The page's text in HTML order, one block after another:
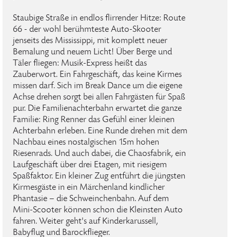
Staubige Straße in endlos flirrender Hitze: Route
66 - der wohl berühmteste Auto-Skooter
jenseits des Mississippi, mit komplett neuer
Bemalung und neuem Licht! Über Berge und
Täler fliegen: Musik-Express heißt das
Zauberwort. Ein Fahrgeschäft, das keine Kirmes
missen darf. Sich im Break Dance um die eigene
Achse drehen sorgt bei allen Fahrgästen für Spaß
pur. Die Familienachterbahn erwartet die ganze
Familie: Ring Renner das Gefühl einer kleinen
Achterbahn erleben. Eine Runde drehen mit dem
Nachbau eines nostalgischen 15m hohen
Riesenrads. Und auch dabei, die Chaosfabrik, ein
Laufgeschäft über drei Etagen, mit riesigem
Spaßfaktor. Ein kleiner Zug entführt die jüngsten
Kirmesgäste in ein Märchenland kindlicher
Phantasie – die Schweinchenbahn. Auf dem
Mini-Scooter können schon die Kleinsten Auto
fahren. Weiter geht's auf Kinderkarussell,
Babyflug und Barockflieger.